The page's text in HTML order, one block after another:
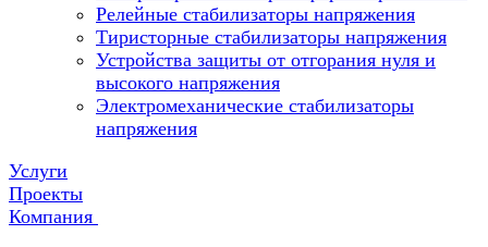
Релейные стабилизаторы напряжения
Тиристорные стабилизаторы напряжения
Устройства защиты от отгорания нуля и
высокого напряжения
Электромеханические стабилизаторы
напряжения
Услуги
Проекты
Компания